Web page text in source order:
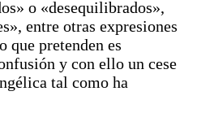
o «desequilibrados»,
entre otras expresiones
que pretenden es
y con ello un cese
tal como ha